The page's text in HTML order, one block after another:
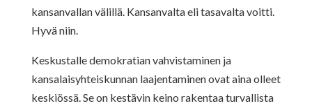
kansanvallan välillä. Kansanvalta eli tasavalta voitti.
Hyvä niin.
Keskustalle demokratian vahvistaminen ja
kansalaisyhteiskunnan laajentaminen ovat aina olleet
keskiössä. Se on kestävin keino rakentaa turvallista